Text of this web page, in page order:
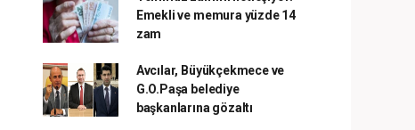
Emekli ve memura yüzde 14
zam
Avcılar, Büyükçekmece ve
G.O.Paşa belediye
başkanlarına gözaltı